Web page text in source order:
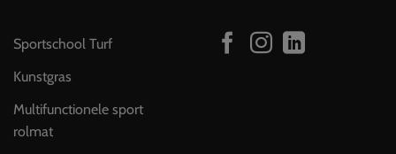
Sportschool Turf
Kunstgras
Multifunctionele sport
rolmat